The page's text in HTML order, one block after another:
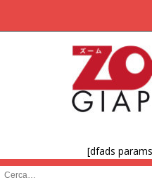
[dfads
Cerca :